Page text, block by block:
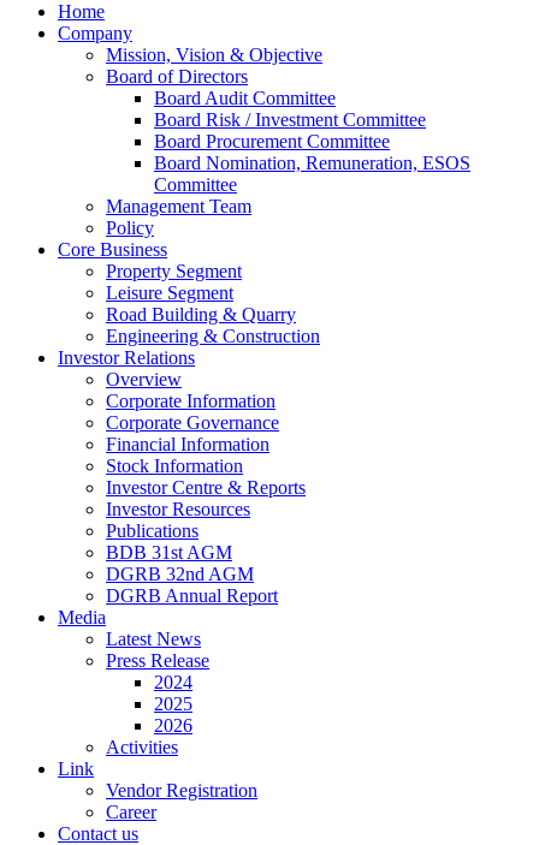
Home
Company
Mission, Vision & Objective
Board of Directors
Board Audit Committee
Board Risk / Investment Committee
Board Procurement Committee
Board Nomination, Remuneration, ESOS
Committee
Management Team
Policy
Core Business
Property Segment
Leisure Segment
Road Building & Quarry
Engineering & Construction
Investor Relations
Overview
Corporate Information
Corporate Governance
Financial Information
Stock Information
Investor Centre & Reports
Investor Resources
Publications
BDB 31st AGM
DGRB 32nd AGM
DGRB Annual Report
Media
Latest News
Press Release
2024
2025
2026
Activities
Link
Vendor Registration
Career
Contact us